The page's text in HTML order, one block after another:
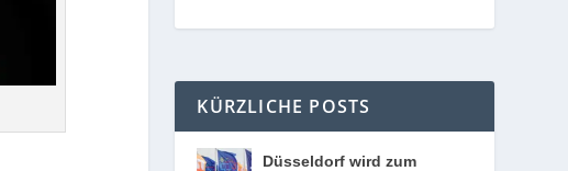
KÜRZLICHE POSTS
Düsseldorf wird zum